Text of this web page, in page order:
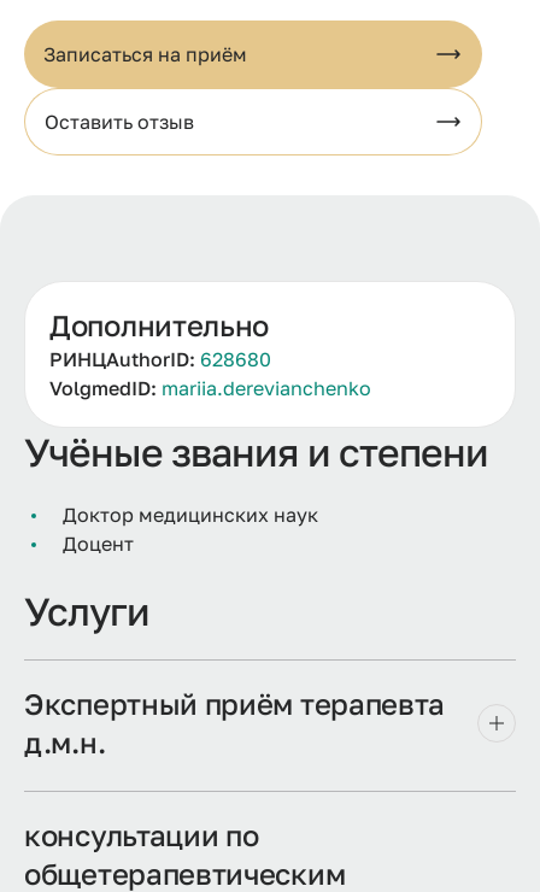
Записаться на приём
Оставить отзыв
Учёные звания и степени
Доктор медицинских наук
Доцент
Услуги
Экспертный приём терапевта
д.м.н.
консультации по
общетерапевтическим
Дополнительно
РИНЦAuthorID: 628680
VolgmedID: mariia.derevianchenko